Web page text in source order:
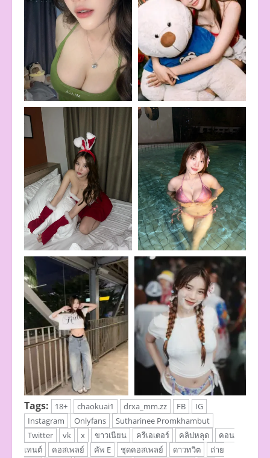
Tags: 18+ chaokuai1 drxa_mm.zz FB
IG
Instagram
Onlyfans
Sutharinee Promkhambut
Twitter
vk x ขาวเนียน ครีเอเตอร์ คลิปหลุด
คอน
เทนต์
คอสเพลย์ คัพ E ชุดคอสเพลย์ ดาวทวิต
ถ่าย